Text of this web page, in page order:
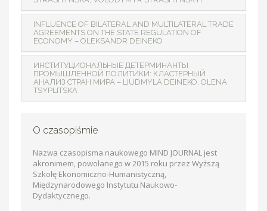
INFLUENCE OF BILATERAL AND MULTILATERAL TRADE
AGREEMENTS ON THE STATE REGULATION OF
ECONOMY – OLEKSANDR DEINEKO
ИНСТИТУЦИОНАЛЬНЫЕ ДЕТЕРМИНАНТЫ
ПРОМЫШЛЕННОЙ ПОЛИТИКИ: КЛАСТЕРНЫЙ
АНАЛИЗ СТРАН МИРА – LIUDMYLA DEINEKO, OLENA
TSYPLITSKA
O czasopiśmie
Nazwa czasopisma naukowego MIND JOURNAL jest
akronimem, powołanego w 2015 roku przez Wyższą
Szkołę Ekonomiczno-Humanistyczną,
Międzynarodowego Instytutu Naukowo-
Dydaktycznego.